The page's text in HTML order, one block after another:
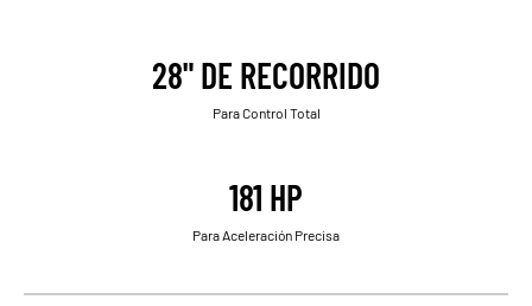
28" DE RECORRIDO
Para Control Total
181 HP
Para Aceleración Precisa